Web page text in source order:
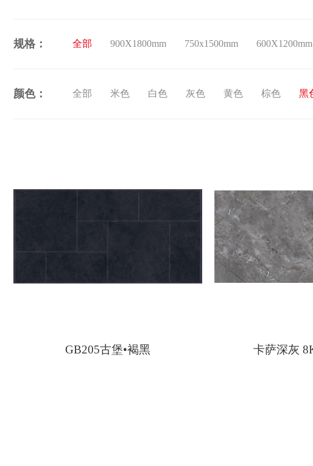
规格： 全部 900X1800mm 750x1500mm 600X1200mm
颜色： 全部 米色 白色 灰色 黄色 棕色 黑
GB205古堡•褐黑 卡萨深灰